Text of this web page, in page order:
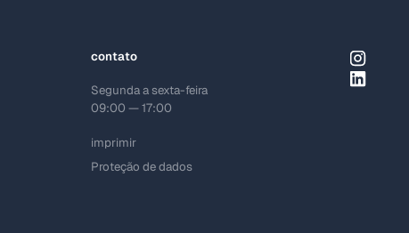
contato
Segunda a sexta-feira
09:00 — 17:00
imprimir
Proteção de dados